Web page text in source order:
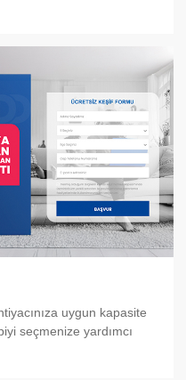
uygun kapasite
seçmenize yardımcı